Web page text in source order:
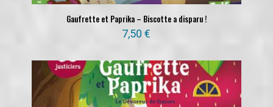
Gaufrette et Paprika – Biscotte a disparu !
7,50€